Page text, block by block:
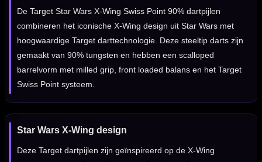
De Target Star Wars X-Wing Swiss Point 90% dartpijlen
combineren het iconische X-Wing design uit Star Wars met
hoogwaardige Target darttechnologie. Deze steeltip darts zijn
gemaakt van 90% tungsten en hebben een scalloped
barrelvorm met milled grip, front loaded balans en het Target
Swiss Point systeem.
Star Wars X-Wing design
Deze Target dartpijlen zijn geïnspireerd op de X-Wing